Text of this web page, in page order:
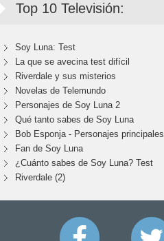
Top 10 Televisión:
Soy Luna: Test
La que se avecina test difícil
Riverdale y sus misterios
Novelas de Telemundo
Personajes de Soy Luna 2
Qué tanto sabes de Soy Luna
Bob Esponja - Personajes principales
Fan de Soy Luna
¿Cuánto sabes de Soy Luna? Test
Riverdale (2)